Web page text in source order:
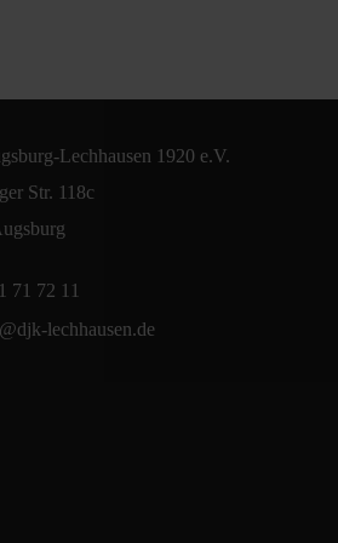
Lechhausen 1920 e.V.
Str. 118c
71 72 11
lechhausen.de